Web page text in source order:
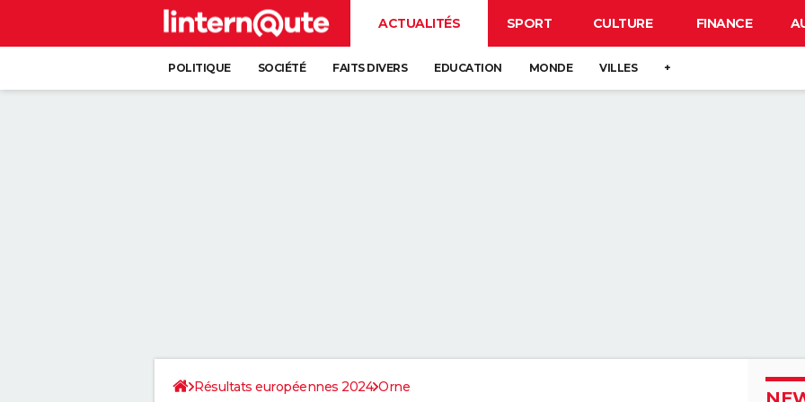
ACTUALITÉS SPORT CULTURE FINANCE
POLITIQUE SOCIÉTÉ FAITS DIVERS EDUCATION MONDE VILLES +
Résultats européennes 2024 Orne